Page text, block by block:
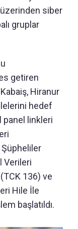
siber
gruplar
getiren
Hiranur
hedef
panel linkleri
Şüpheliler
Verileri
136) ve
Hile İle
başlatıldı.